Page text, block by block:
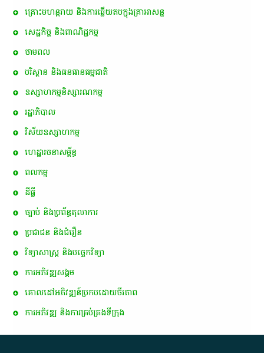
គ្រោះមហន្តរាយ និងការឆ្លើយតបក្នុងគ្រាអាសន្ន
សេដ្ឋកិច្ច និងពាណិជ្ជកម្ម
ថាមពល
បរិស្ថាន និងធនធានធម្មជាតិ
ឧស្សាហកម្មនិស្សារណកម្ម
រដ្ឋាភិបាល
វិស័យឧស្សាហកម្ម
ហេដ្ឋារចនាសម្ព័ន្ធ
ពល​កម្ម
ដីធ្លី
ច្បាប់ និងប្រព័ន្ធតុលាការ
ប្រជាជន និងជំរឿន
វិទ្យាសាស្ត្រ និងបច្ចេកវិទ្យា
ការ​អភិវឌ្ឍ​សង្គម
គោលដៅ​អភិវឌ្ឍន៍​ប្រកបដោយ​ចីរភាព
ការអភិវឌ្ឍ និងការគ្រប់គ្រងទីក្រុង